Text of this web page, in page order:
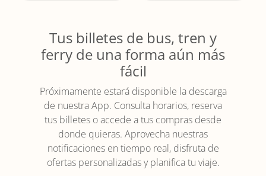
Tus billetes de bus, tren y
ferry de una forma aún más
fácil
Próximamente estará disponible la descarga
de nuestra App. Consulta horarios, reserva
tus billetes o accede a tus compras desde
donde quieras. Aprovecha nuestras
notificaciones en tiempo real, disfruta de
ofertas personalizadas y planifica tu viaje.